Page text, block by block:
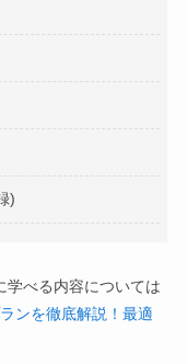
)
学べる内容については
ンを徹底解説！最適